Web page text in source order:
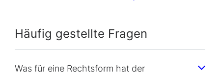
Häufig gestellte Fragen
Was für eine Rechtsform hat der